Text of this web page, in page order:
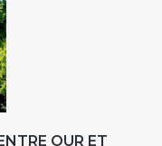
OUR ET